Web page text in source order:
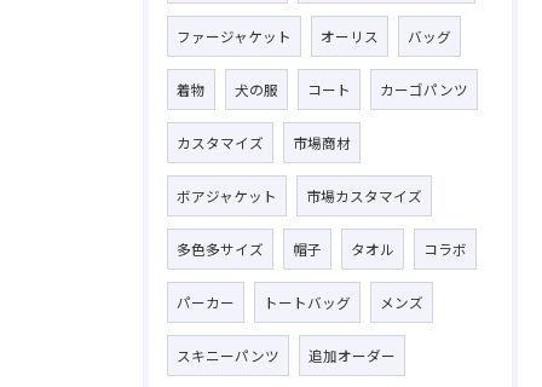
ファージャケット オーリス バッグ
着物 犬の服 コート カーゴパンツ
カスタマイズ 市場商材
ボアジャケット 市場カスタマイズ
多色多サイズ 帽子 タオル コラボ
パーカー トートバッグ メンズ
スキニーパンツ 追加オーダー